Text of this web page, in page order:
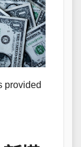
provided